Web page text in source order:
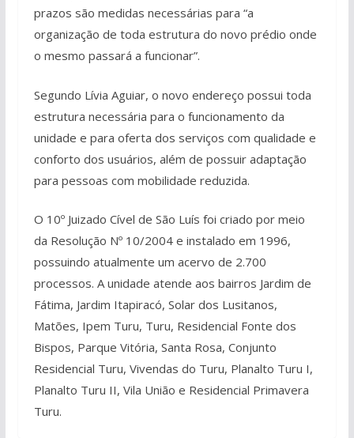
prazos são medidas necessárias para “a
organização de toda estrutura do novo prédio onde
o mesmo passará a funcionar”.
Segundo Lívia Aguiar, o novo endereço possui toda
estrutura necessária para o funcionamento da
unidade e para oferta dos serviços com qualidade e
conforto dos usuários, além de possuir adaptação
para pessoas com mobilidade reduzida.
O 10º Juizado Cível de São Luís foi criado por meio
da Resolução Nº 10/2004 e instalado em 1996,
possuindo atualmente um acervo de 2.700
processos. A unidade atende aos bairros Jardim de
Fátima, Jardim Itapiracó, Solar dos Lusitanos,
Matões, Ipem Turu, Turu, Residencial Fonte dos
Bispos, Parque Vitória, Santa Rosa, Conjunto
Residencial Turu, Vivendas do Turu, Planalto Turu I,
Planalto Turu II, Vila União e Residencial Primavera
Turu.